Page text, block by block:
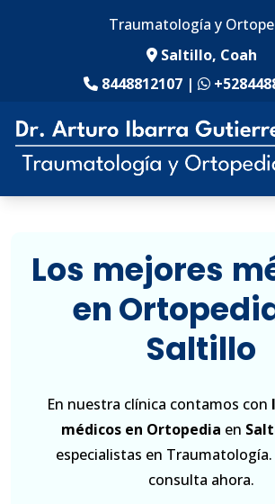
Traumatología y
Saltillo, Coah
8448812107|
Los mejores
en
Saltillo
En nuestra clínica contamos con
médicos en Ortopedia en
especialistas en
consulta ahora.